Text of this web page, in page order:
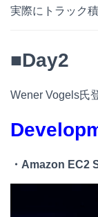
実際にトラック
■Day2
Wener Vogels氏
・Amazon EC2